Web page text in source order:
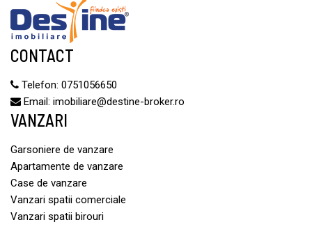
CONTACT
Telefon: 0751056650
Email: imobiliare@destine-broker.ro
VANZARI
Garsoniere de vanzare
Apartamente de vanzare
Case de vanzare
Vanzari spatii comerciale
Vanzari spatii birouri